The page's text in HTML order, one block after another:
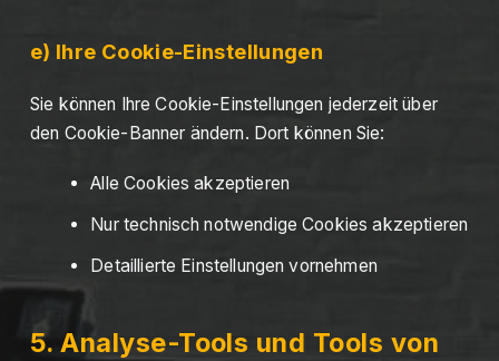
e) Ihre Cookie-Einstellungen
Sie können Ihre Cookie-Einstellungen jederzeit über
den Cookie-Banner ändern. Dort können Sie:
Alle Cookies akzeptieren
Nur technisch notwendige Cookies akzeptieren
Detaillierte Einstellungen vornehmen
5. Analyse-Tools und Tools von